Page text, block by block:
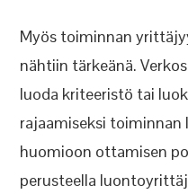
Myös toiminnan
nähtiin tärkeänä.
luoda kriteeristö tai
rajaamiseksi toiminnan
huomioon ottamisen
perusteella